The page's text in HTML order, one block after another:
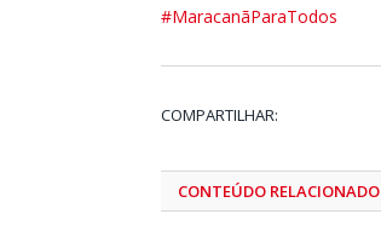
#MaracanãParaTodos
COMPARTILHAR:
CONTEÚDO RELACIONADO